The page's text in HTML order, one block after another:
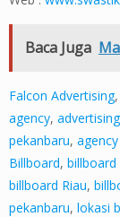
Baca Juga
Falcon Advertising,
agency,
pekanbaru,
Billboard, billboard
billboard Riau,
pekanbaru, lokasi